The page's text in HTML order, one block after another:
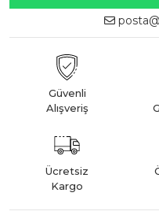
Güvenli
Alışveriş
Ücretsiz
Kargo